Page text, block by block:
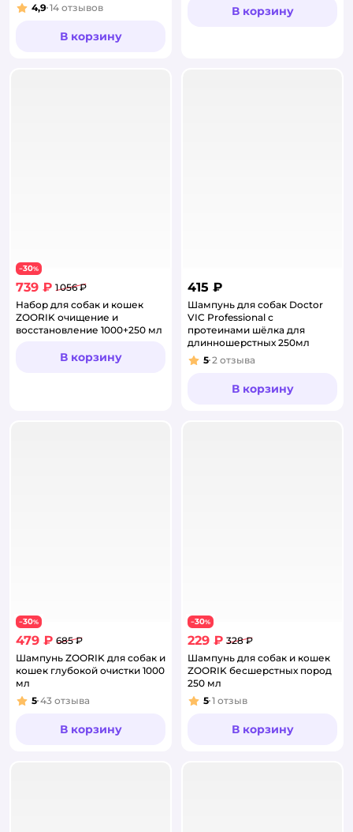
Рейтинг:
4,9 14 отзывов
В корзину
В корзину
−30%
739 ₽ 1 056 ₽
Набор для собак и кошек
ZOORIK очищение и
восстановление 1000+250 мл
В корзину
415 ₽
Шампунь для собак Doctor
VIC Professional с
протеинами шёлка для
длинношерстных 250мл
Рейтинг:
5 2 отзыва
В корзину
−30%
479 ₽ 685 ₽
Шампунь ZOORIK для собак и
кошек глубокой очистки 1000
мл
Рейтинг:
5 43 отзыва
В корзину
−30%
229 ₽ 328 ₽
Шампунь для собак и кошек
ZOORIK бесшерстных пород
250 мл
Рейтинг:
5 1 отзыв
В корзину